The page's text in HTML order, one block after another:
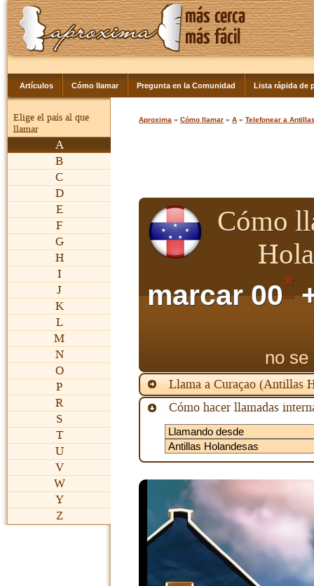
Artículos Cómo llamar Pregunta en la Comunidad Lista rápida de
Elige el país al que
llamar
A
B
C
D
E
F
G
H
I
J
K
L
M
N
O
P
R
S
T
U
V
W
Y
Z
Aproxima »Cómo llamar »A »Telefonear a
Cómo
marcar 00*
no
Llama a Curaçao (Antillas
Cómo hacer llamadas